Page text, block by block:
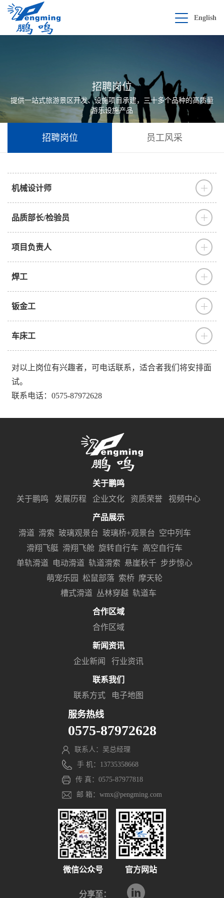
English
招聘岗位
提供一站式旅游景区开发、设施项目承建，三十多个品种的高质量
游乐设施产品
招聘岗位 员工风采
机械设计师
品质部长/检验员
项目负责人
焊工
钣金工
车床工
对以上岗位有兴趣者，可电话联系，适合者我们将安排面
试。
联系电话：0575-87972628
关于鹏鸣
关于鹏鸣
发展历程 企业文化 资质荣誉 视频中心
产品展示
滑道 滑索 玻璃观景台 玻璃桥+观景台 空中列车
滑翔飞艇 滑翔飞舱 旋转自行车 高空自行车
单轨滑道
电动滑道 轨道滑索 悬崖秋千 步步惊心
萌宠乐园
松鼠部落 索桥 摩天轮
槽式滑道 丛林穿越 轨道车
合作区域
合作区域
新闻资讯
企业新闻
行业资讯
联系我们
联系方式
电子地图
服务热线
0575-87972628
联系人：吴总经理
手 机：13735358668
传 真：0575-87977818
邮 箱：wmx@pengming.com
微信公众号 官方网站
分享至：